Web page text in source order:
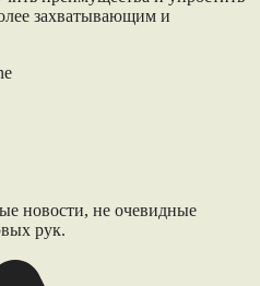
захватывающим и
новости, не очевидные
рук.